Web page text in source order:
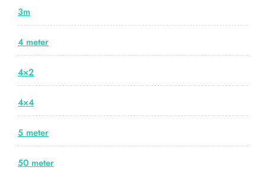
3m
4 meter
4×2
4×4
5 meter
50 meter